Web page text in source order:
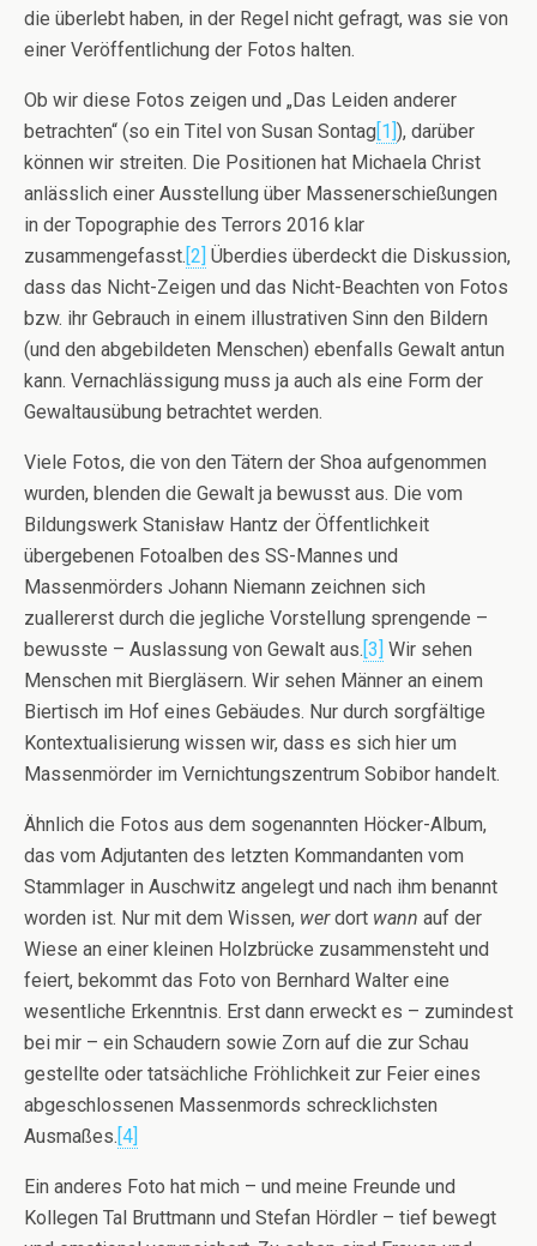
die überlebt haben, in der Regel nicht gefragt, was sie von
einer Veröffentlichung der Fotos halten.
Ob wir diese Fotos zeigen und „Das Leiden anderer
betrachten“ (so ein Titel von Susan Sontag[1]), darüber
können wir streiten. Die Positionen hat Michaela Christ
anlässlich einer Ausstellung über Massenerschießungen
in der Topographie des Terrors 2016 klar
zusammengefasst.[2] Überdies überdeckt die Diskussion,
dass das Nicht-Zeigen und das Nicht-Beachten von Fotos
bzw. ihr Gebrauch in einem illustrativen Sinn den Bildern
(und den abgebildeten Menschen) ebenfalls Gewalt antun
kann. Vernachlässigung muss ja auch als eine Form der
Gewaltausübung betrachtet werden.
Viele Fotos, die von den Tätern der Shoa aufgenommen
wurden, blenden die Gewalt ja bewusst aus. Die vom
Bildungswerk Stanisław Hantz der Öffentlichkeit
übergebenen Fotoalben des SS-Mannes und
Massenmörders Johann Niemann zeichnen sich
zuallererst durch die jegliche Vorstellung sprengende –
bewusste – Auslassung von Gewalt aus.[3] Wir sehen
Menschen mit Biergläsern. Wir sehen Männer an einem
Biertisch im Hof eines Gebäudes. Nur durch sorgfältige
Kontextualisierung wissen wir, dass es sich hier um
Massenmörder im Vernichtungszentrum Sobibor handelt.
Ähnlich die Fotos aus dem sogenannten Höcker-Album,
das vom Adjutanten des letzten Kommandanten vom
Stammlager in Auschwitz angelegt und nach ihm benannt
worden ist. Nur mit dem Wissen, werdort wann auf der
Wiese an einer kleinen Holzbrücke zusammensteht und
feiert, bekommt das Foto von Bernhard Walter eine
wesentliche Erkenntnis. Erst dann erweckt es – zumindest
bei mir – ein Schaudern sowie Zorn auf die zur Schau
gestellte oder tatsächliche Fröhlichkeit zur Feier eines
abgeschlossenen Massenmords schrecklichsten
Ausmaßes.[4]
Ein anderes Foto hat mich – und meine Freunde und
Kollegen Tal Bruttmann und Stefan Hördler – tief bewegt